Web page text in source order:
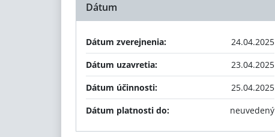
Dátum
Dátum zverejnenia:
24.04.2025
Dátum uzavretia:
23.04.2025
Dátum účinnosti:
25.04.2025
Dátum platnosti do:
neuvedený